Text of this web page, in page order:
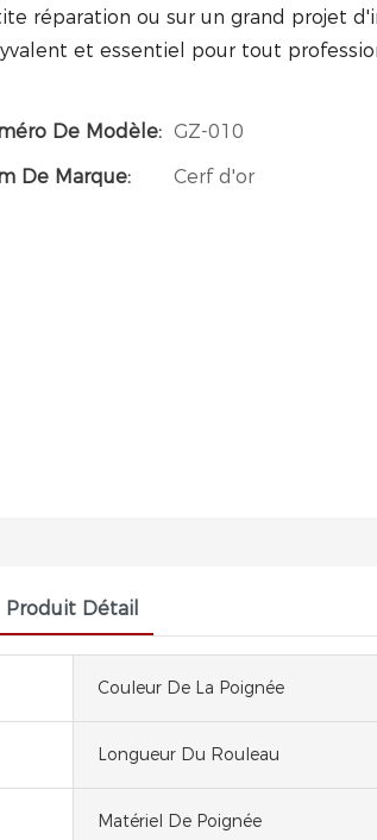
réparation ou sur un grand projet
et essentiel pour tout
De Modèle: GZ-010
De Marque:
Cerf d'or
Produit Détail
Couleur De La Poignée
Longueur Du Rouleau
Matériel De Poignée